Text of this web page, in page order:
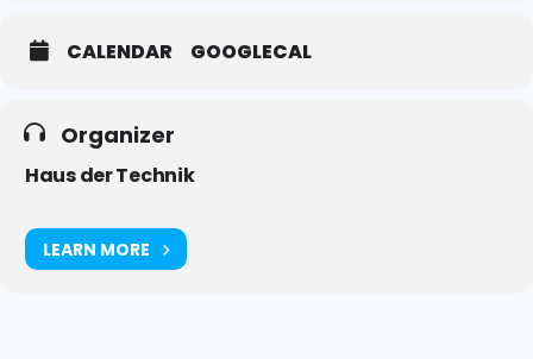
CALENDAR GOOGLECAL
Organizer
Haus der Technik
LEARN MORE